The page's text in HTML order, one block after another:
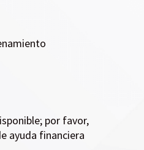
por favor,
ayuda financiera